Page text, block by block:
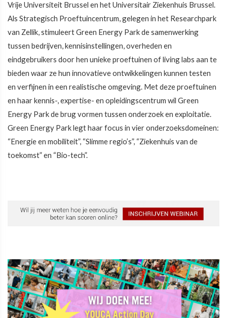
Vrije Universiteit Brussel en het Universitair Ziekenhuis Brussel.
Als Strategisch Proeftuincentrum, gelegen in het Researchpark
van Zellik, stimuleert Green Energy Park de samenwerking
tussen bedrijven, kennisinstellingen, overheden en
eindgebruikers door hen unieke proeftuinen of living labs aan te
bieden waar ze hun innovatieve ontwikkelingen kunnen testen
en verfijnen in een realistische omgeving. Met deze proeftuinen
en haar kennis-, expertise- en opleidingscentrum wil Green
Energy Park de brug vormen tussen onderzoek en exploitatie.
Green Energy Park legt haar focus in vier onderzoeksdomeinen:
“Energie en mobiliteit”, “Slimme regio’s”, “Ziekenhuis van de
toekomst” en “Bio-tech”.